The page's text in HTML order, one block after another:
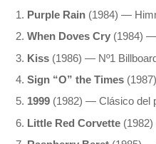
Purple Rain (1984) —
When Doves Cry (1984) —
Kiss (1986) — Nº1
Sign “O” the Times
1999 (1982) — Clásico del
Little Red Corvette